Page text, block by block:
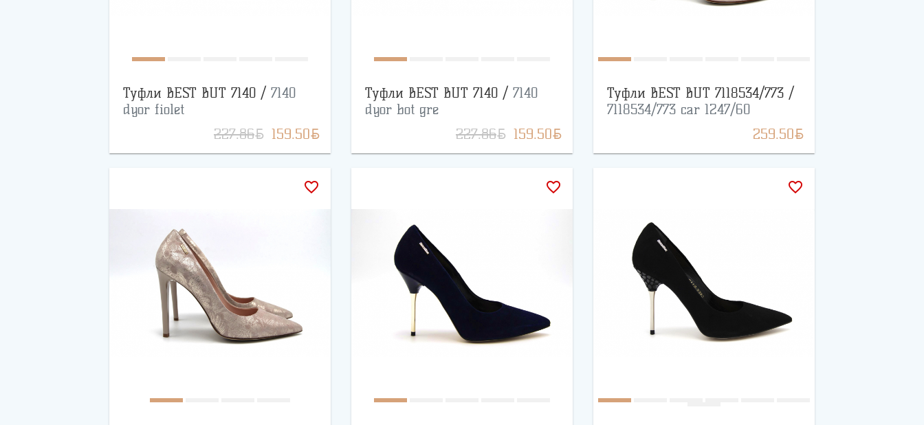
Туфли BEST BUT 7140 / 7140
dyor fiolet
227.86BYN 159.50BYN
Туфли BEST BUT 7140 / 7140
dyor bot gre
227.86BYN 159.50BYN
Туфли BEST BUT 7118534/773 /
7118534/773 car 1247/60
259.50BYN
favorite_border favorite_border favorite_border